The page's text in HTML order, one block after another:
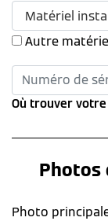
Autre matériel
Où trouver
Photos
Photo